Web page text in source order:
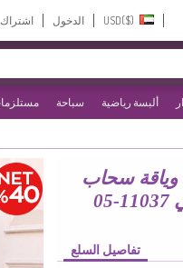
الدخول اشتراك
ألبسة رياضية سباحة
سحاب
تفاصيل السلع